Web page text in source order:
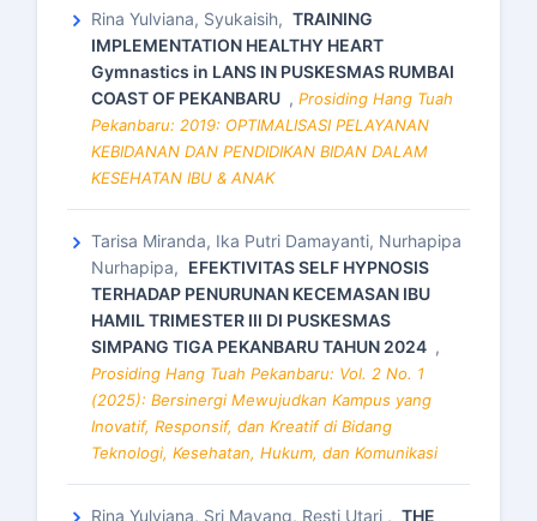
Rina Yulviana, Syukaisih, TRAINING
IMPLEMENTATION HEALTHY HEART
Gymnastics in LANS IN PUSKESMAS RUMBAI
COAST OF PEKANBARU , Prosiding Hang Tuah
Pekanbaru: 2019: OPTIMALISASI PELAYANAN
KEBIDANAN DAN PENDIDIKAN BIDAN DALAM
KESEHATAN IBU & ANAK
Tarisa Miranda, Ika Putri Damayanti, Nurhapipa
Nurhapipa, EFEKTIVITAS SELF HYPNOSIS
TERHADAP PENURUNAN KECEMASAN IBU
HAMIL TRIMESTER III DI PUSKESMAS
SIMPANG TIGA PEKANBARU TAHUN 2024 ,
Prosiding Hang Tuah Pekanbaru: Vol. 2 No. 1
(2025): Bersinergi Mewujudkan Kampus yang
Inovatif, Responsif, dan Kreatif di Bidang
Teknologi, Kesehatan, Hukum, dan Komunikasi
Rina Yulviana, Sri Mayang, Resti Utari , THE